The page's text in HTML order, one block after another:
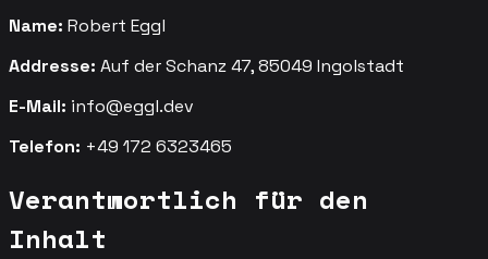
Name: Robert Eggl
Addresse: Auf der Schanz 47, 85049 Ingolstadt
E-Mail: info@eggl.dev
Telefon: +49 172 6323465
Verantwortlich für den
Inhalt